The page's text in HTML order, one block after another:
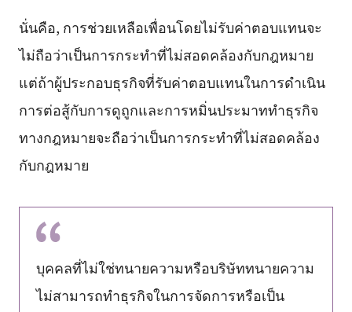
นั่นคือ, การช่วยเหลือเพื่อนโดยไม่รับค่าตอบแทนจะ
ไม่ถือว่าเป็นการกระทำที่ไม่สอดคล้องกับกฎหมาย
แต่ถ้าผู้ประกอบธุรกิจที่รับค่าตอบแทนในการดำเนิน
การต่อสู้กับการดูถูกและการหมิ่นประมาททำธุรกิจ
ทางกฎหมายจะถือว่าเป็นการกระทำที่ไม่สอดคล้อง
กับกฎหมาย
บุคคลที่ไม่ใช่ทนายความหรือบริษัททนายความ
ไม่สามารถทำธุรกิจในการจัดการหรือเป็น